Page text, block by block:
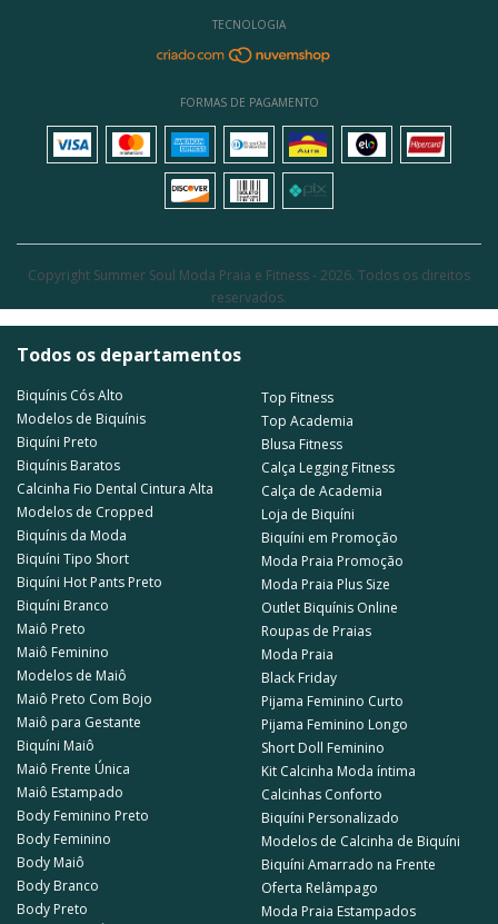
TECNOLOGIA
FORMAS DE PAGAMENTO
Copyright Summer Soul Moda Praia e Fitness - 2026. Todos os direitos
reservados.
Todos os departamentos
Biquínis Cós Alto
Modelos de Biquínis
Biquíni Preto
Biquínis Baratos
Calcinha Fio Dental Cintura Alta
Modelos de Cropped
Biquínis da Moda
Biquíni Tipo Short
Biquíni Hot Pants Preto
Biquíni Branco
Maiô Preto
Maiô Feminino
Modelos de Maiô
Maiô Preto Com Bojo
Maiô para Gestante
Biquíni Maiô
Maiô Frente Única
Maiô Estampado
Body Feminino Preto
Body Feminino
Body Maiô
Body Branco
Body Preto
Top Fitness
Top Academia
Blusa Fitness
Calça Legging Fitness
Calça de Academia
Loja de Biquíni
Biquíni em Promoção
Moda Praia Promoção
Moda Praia Plus Size
Outlet Biquínis Online
Roupas de Praias
Moda Praia
Black Friday
Pijama Feminino Curto
Pijama Feminino Longo
Short Doll Feminino
Kit Calcinha Moda íntima
Calcinhas Conforto
Biquíni Personalizado
Modelos de Calcinha de Biquíni
Biquíni Amarrado na Frente
Oferta Relâmpago
Moda Praia Estampados